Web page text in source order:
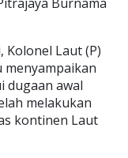
Kolonel Laut (P)
menyampaikan
dugaan awal
melakukan
kontinen Laut